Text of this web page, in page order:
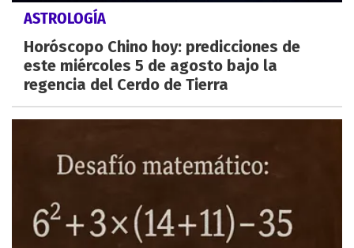
ASTROLOGÍA
Horóscopo Chino hoy: predicciones de
este miércoles 5 de agosto bajo la
regencia del Cerdo de Tierra